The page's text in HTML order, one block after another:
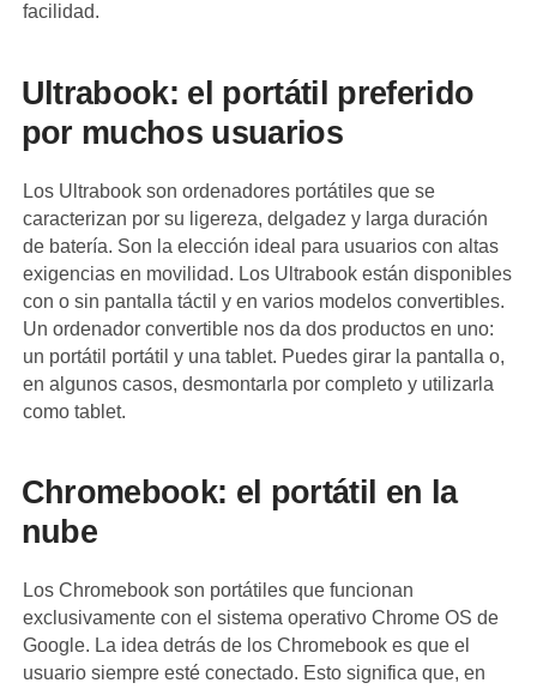
facilidad.
Ultrabook: el portátil preferido
por muchos usuarios
Los Ultrabook son ordenadores portátiles que se
caracterizan por su ligereza, delgadez y larga duración
de batería. Son la elección ideal para usuarios con altas
exigencias en movilidad. Los Ultrabook están disponibles
con o sin pantalla táctil y en varios modelos convertibles.
Un ordenador convertible nos da dos productos en uno:
un portátil portátil y una tablet. Puedes girar la pantalla o,
en algunos casos, desmontarla por completo y utilizarla
como tablet.
Chromebook: el portátil en la
nube
Los Chromebook son portátiles que funcionan
exclusivamente con el sistema operativo Chrome OS de
Google. La idea detrás de los Chromebook es que el
usuario siempre esté conectado. Esto significa que, en